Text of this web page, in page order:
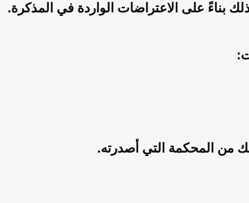
بناءً على الاعتراضات الواردة في المذكرة.
من المحكمة التي أصدرته.